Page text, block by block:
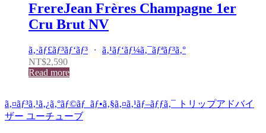
FrereJean Frères Champagne 1er
Cru Brut NV
ã‚·ãƒ£ãƒ³ãƒ‘ãƒ³ ・ ã‚¹ãƒ‘ãƒ¼ã‚¯ãƒªãƒ³ã‚°
NT$2,590
Read more
ã‚¤ãƒ³ã‚¹ã‚¿ã‚°ãƒ©ãƒ ãƒ•ã‚§ã‚¤ã‚¹ãƒ–ãƒƒã‚¯ トリップアドバイ
ザー ユーチューブ